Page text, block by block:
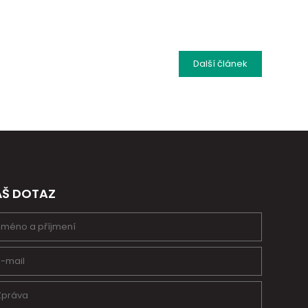
Dalšíčlánek
DOTAZ